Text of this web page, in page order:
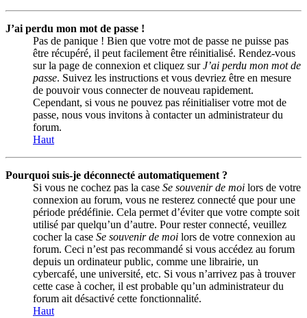
J’ai perdu mon mot de passe !
Pas de panique ! Bien que votre mot de passe ne puisse pas
être récupéré, il peut facilement être réinitialisé. Rendez-vous
sur la page de connexion et cliquez surJ’ai perdu mon mot de
passe. Suivez les instructions et vous devriez être en mesure
de pouvoir vous connecter de nouveau rapidement.
Cependant, si vous ne pouvez pas réinitialiser votre mot de
passe, nous vous invitons à contacter un administrateur du
forum.
Haut
Pourquoi suis-je déconnecté automatiquement ?
Si vous ne cochez pas la case Se souvenir de moi lors de votre
connexion au forum, vous ne resterez connecté que pour une
période prédéfinie. Cela permet d’éviter que votre compte soit
utilisé par quelqu’un d’autre. Pour rester connecté, veuillez
cocher la case Se souvenir de moi lors de votre connexion au
forum. Ceci n’est pas recommandé si vous accédez au forum
depuis un ordinateur public, comme une librairie, un
cybercafé, une université, etc. Si vous n’arrivez pas à trouver
cette case à cocher, il est probable qu’un administrateur du
forum ait désactivé cette fonctionnalité.
Haut